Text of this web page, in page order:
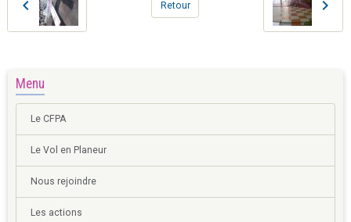
Retour
Menu
Le CFPA
Le Vol en Planeur
Nous rejoindre
Les actions